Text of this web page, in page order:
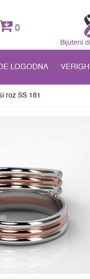
0
Bijuterii
LOGODNA
roz SS 181